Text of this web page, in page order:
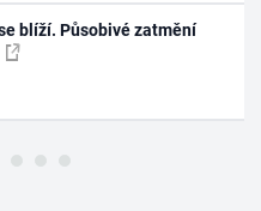
blíží. Působivé zatmění